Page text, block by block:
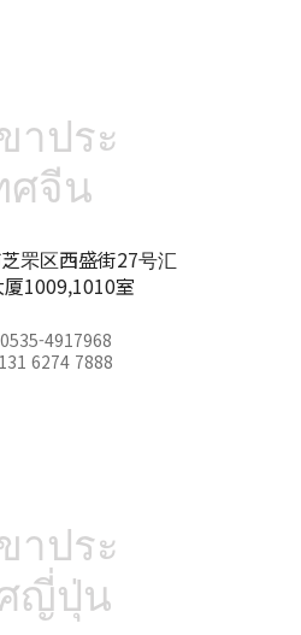
าประ
ศจีน
罘区西盛街27号汇
1009,1010室
4917968
6274 7888
าประ
ญี่ปุ่น